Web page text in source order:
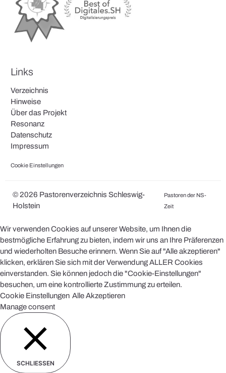
Links
Verzeichnis
Hinweise
Über das Projekt
Resonanz
Datenschutz
Impressum
Cookie Einstellungen
© 2026 Pastorenverzeichnis Schleswig-
Holstein
Pastoren der NS-
Zeit
Wir verwenden Cookies auf unserer Website, um Ihnen die
bestmögliche Erfahrung zu bieten, indem wir uns an Ihre Präferenzen
und wiederholten Besuche erinnern. Wenn Sie auf "Alle akzeptieren"
klicken, erklären Sie sich mit der Verwendung ALLER Cookies
einverstanden. Sie können jedoch die "Cookie-Einstellungen"
besuchen, um eine kontrollierte Zustimmung zu erteilen.
Cookie Einstellungen Alle Akzeptieren
Manage consent
SCHLIESSEN